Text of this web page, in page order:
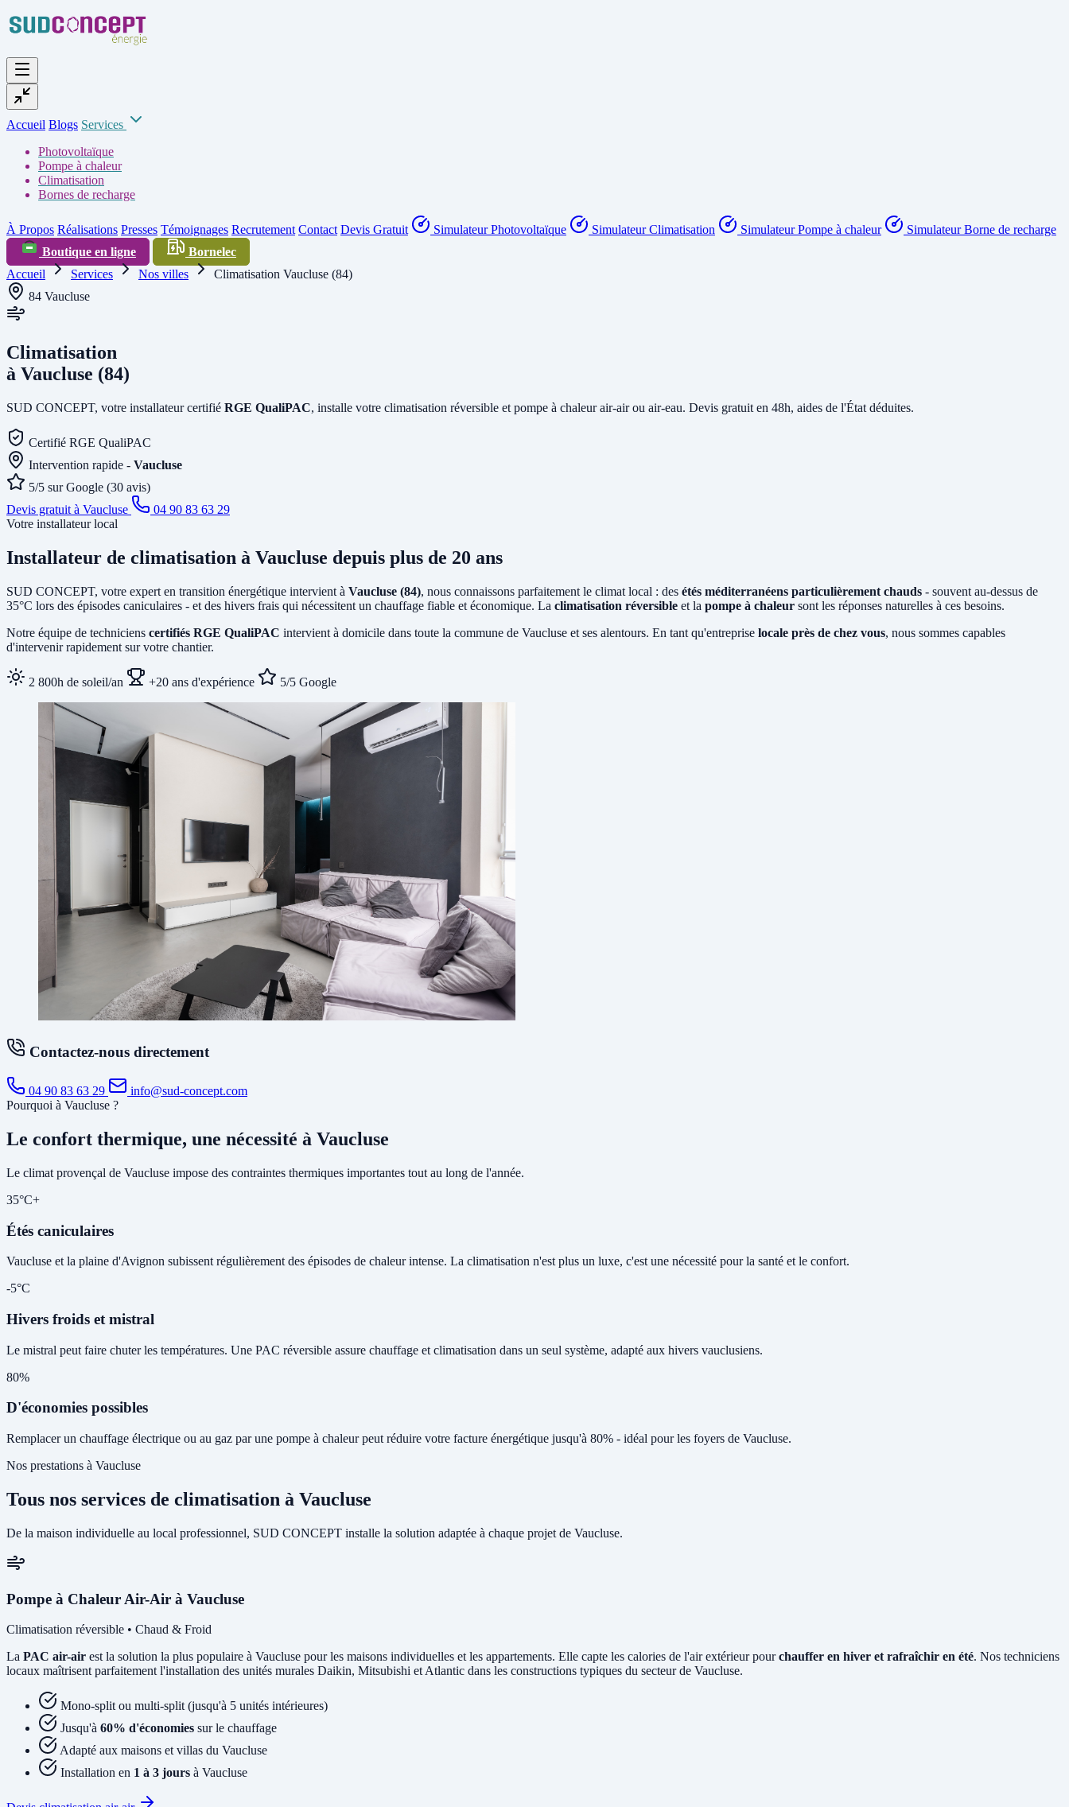
Accueil Blogs Services
Photovoltaïque
Pompe à chaleur
Climatisation
Bornes de recharge
À Propos Réalisations Presses Témoignages Recrutement Contact Devis Gratuit Simulateur Photovoltaïque Simulateur Climatisation Simulateur Pompe à chaleur
Simulateur Borne de recharge
Boutique en ligne
Bornelec
Accueil
Services Nos villes
Climatisation Vaucluse (84)
84 Vaucluse
Climatisation
à Vaucluse (84)
SUD CONCEPT, votre installateur certifié RGE QualiPAC, installe votre climatisation réversible et pompe à chaleur air-air ou air-eau. Devis gratuit en 48h, aides de l'État déduites.
Certifié RGE QualiPAC
Intervention rapide - Vaucluse
5/5 sur Google (30 avis)
Devis gratuit à Vaucluse
04 90 83 63 29
Votre installateur local
Installateur de climatisation à Vaucluse depuis plus de 20 ans
SUD CONCEPT, votre expert en transition énergétique intervient à Vaucluse (84), nous connaissons parfaitement le climat local : des étés méditerranéens particulièrement chauds - souvent au-dessus de
35°C lors des épisodes caniculaires - et des hivers frais qui nécessitent un chauffage fiable et économique. La climatisation réversible et la pompe à chaleur sont les réponses naturelles à ces besoins.
Notre équipe de techniciens certifiés RGE QualiPAC intervient à domicile dans toute la commune de Vaucluse et ses alentours. En tant qu'entreprise locale près de chez vous, nous sommes capables
d'intervenir rapidement sur votre chantier.
2 800h de soleil/an +20 ans d'expérience 5/5 Google
Contactez-nous directement
04 90 83 63 29
info@sud-concept.com
Pourquoi à Vaucluse ?
Le confort thermique, une nécessité à Vaucluse
Le climat provençal de Vaucluse impose des contraintes thermiques importantes tout au long de l'année.
35°C+
Étés caniculaires
Vaucluse et la plaine d'Avignon subissent régulièrement des épisodes de chaleur intense. La climatisation n'est plus un luxe, c'est une nécessité pour la santé et le confort.
-5°C
Hivers froids et mistral
Le mistral peut faire chuter les températures. Une PAC réversible assure chauffage et climatisation dans un seul système, adapté aux hivers vauclusiens.
80%
D'économies possibles
Remplacer un chauffage électrique ou au gaz par une pompe à chaleur peut réduire votre facture énergétique jusqu'à 80% - idéal pour les foyers de Vaucluse.
Nos prestations à Vaucluse
Tous nos services de climatisation à Vaucluse
De la maison individuelle au local professionnel, SUD CONCEPT installe la solution adaptée à chaque projet de Vaucluse.
Pompe à Chaleur Air-Air à Vaucluse
Climatisation réversible • Chaud & Froid
La PAC air-air est la solution la plus populaire à Vaucluse pour les maisons individuelles et les appartements. Elle capte les calories de l'air extérieur pourchauffer en hiver et rafraîchir en été. Nos techniciens
locaux maîtrisent parfaitement l'installation des unités murales Daikin, Mitsubishi et Atlantic dans les constructions typiques du secteur de Vaucluse.
Mono-split ou multi-split (jusqu'à 5 unités intérieures)
Jusqu'à 60% d'économies sur le chauffage
Adapté aux maisons et villas du Vaucluse
Installation en 1 à 3 jours à Vaucluse